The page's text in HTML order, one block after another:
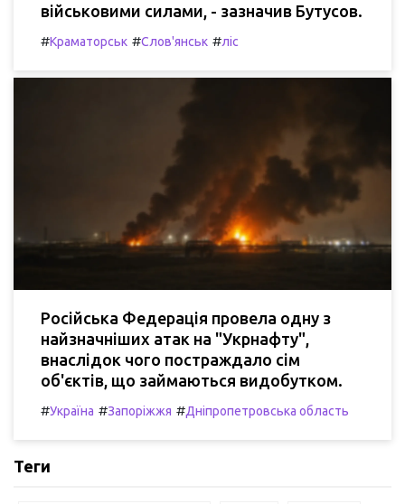
військовими силами, - зазначив Бутусов.
#Краматорськ #Слов'янськ #ліс
Російська Федерація провела одну з
найзначніших атак на "Укрнафту",
внаслідок чого постраждало сім
об'єктів, що займаються видобутком.
#Україна #Запоріжжя #Дніпропетровська область
Теги